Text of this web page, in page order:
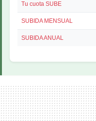
Tu cuota SUBE
SUBIDA MENSUAL
SUBIDA ANUAL